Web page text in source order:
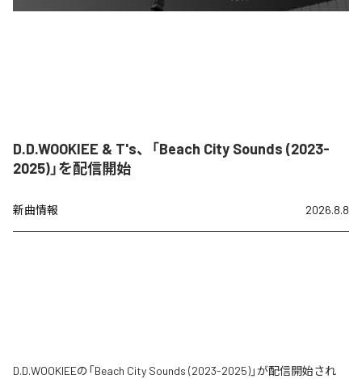
D.D.WOOKIEE & T's、「Beach City Sounds (2023-
2025)」を配信開始
新曲情報 2026.8.8
D.D.WOOKIEEの「Beach City Sounds (2023-2025)」が配信開始され